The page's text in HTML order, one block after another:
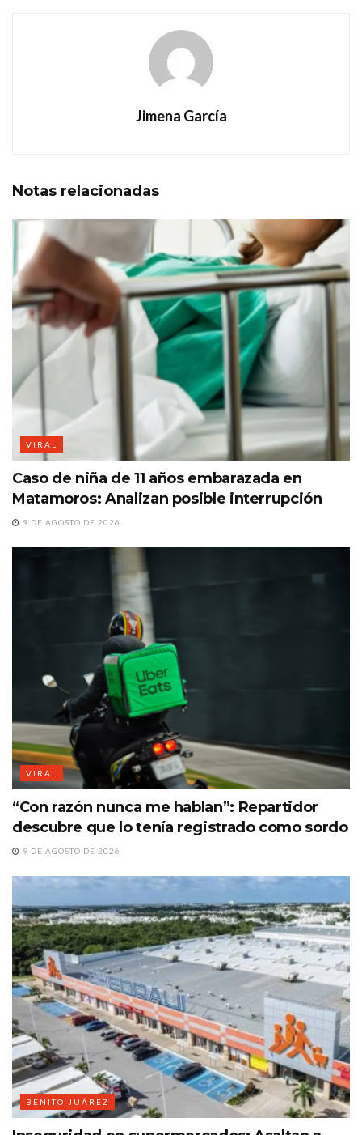
Jimena García
Notas relacionadas
VIRAL
Caso de niña de 11 años embarazada en
Matamoros: Analizan posible interrupción
9 DE AGOSTO DE 2026
VIRAL
“Con razón nunca me hablan”: Repartidor
descubre que lo tenía registrado como sordo
9 DE AGOSTO DE 2026
BENITO JUÁREZ